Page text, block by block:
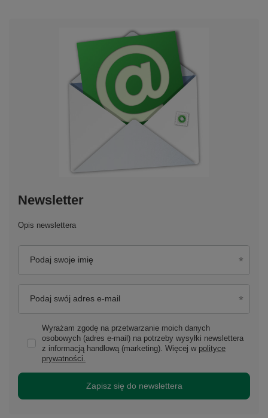
Newsletter
Opis newslettera
Podaj swoje imię
Podaj swój adres e-mail
Wyrażam zgodę na przetwarzanie moich danych
osobowych (adres e-mail) na potrzeby wysyłki newslettera
z informacją handlową (marketing). Więcej w polityce
prywatności.
Zapisz się do newslettera